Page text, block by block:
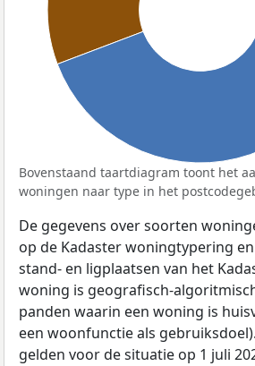
Bovenstaand taartdiagram toont het
woningen naar type in het
De gegevens over soorten
op de Kadaster woningtypering
stand- en ligplaatsen van het
woning is geografisch-
panden waarin een woning is
een woonfunctie als
gelden voor de situatie op 1 juli